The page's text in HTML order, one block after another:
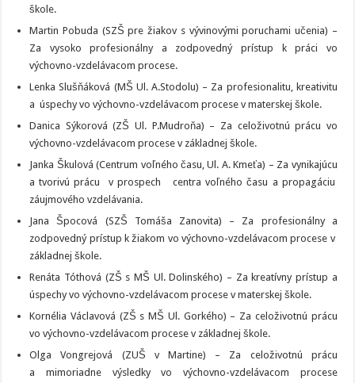
škole.
Martin Pobuda (SZŠ pre žiakov s vývinovými poruchami učenia) –
Za vysoko profesionálny a zodpovedný prístup k práci vo
výchovno-vzdelávacom procese.
Lenka Slušňáková (MŠ Ul. A.Stodolu) – Za profesionalitu, kreativitu
a úspechy vo výchovno-vzdelávacom procese v materskej škole.
Danica Sýkorová (ZŠ Ul. P.Mudroňa) – Za celoživotnú prácu vo
výchovno-vzdelávacom procese v základnej škole.
Janka Škulová (Centrum voľného času, Ul. A. Kmeťa) – Za vynikajúcu
a tvorivú prácu v prospech centra voľného času a propagáciu
záujmového vzdelávania.
Jana Špocová (SZŠ Tomáša Zanovita) – Za profesionálny a
zodpovedný prístup k žiakom vo výchovno-vzdelávacom procese v
základnej škole.
Renáta Tóthová (ZŠ s MŠ Ul. Dolinského) – Za kreatívny prístup a
úspechy vo výchovno-vzdelávacom procese v materskej škole.
Kornélia Václavová (ZŠ s MŠ Ul. Gorkého) – Za celoživotnú prácu
vo výchovno-vzdelávacom procese v základnej škole.
Olga Vongrejová (ZUŠ v Martine) – Za celoživotnú prácu
a mimoriadne výsledky vo výchovno-vzdelávacom procese